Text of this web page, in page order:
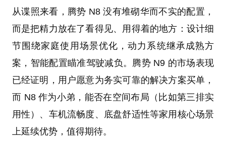
从谍照来看，腾势 N8 没有堆砌华而不实的配置，
而是把精力放在了看得见、用得着的地方：设计细
节围绕家庭使用场景优化，动力系统继承成熟方
案，智能配置瞄准驾驶减负。腾势 N9 的市场表现
已经证明，用户愿意为务实可靠的解决方案买单，
而 N8 作为小弟，能否在空间布局（比如第三排实
用性）、车机流畅度、底盘舒适性等家用核心场景
上延续优势，值得期待。